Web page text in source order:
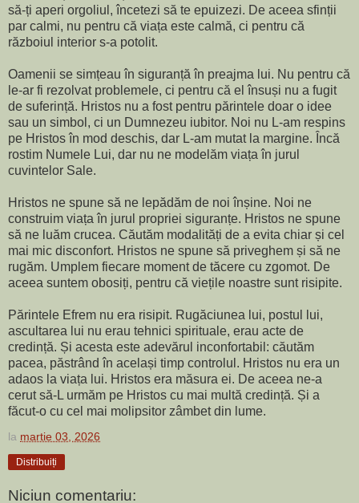
să-ți aperi orgoliul, încetezi să te epuizezi. De aceea sfinții
par calmi, nu pentru că viața este calmă, ci pentru că
războiul interior s-a potolit.
Oamenii se simțeau în siguranță în preajma lui. Nu pentru că
le-ar fi rezolvat problemele, ci pentru că el însuși nu a fugit
de suferință. Hristos nu a fost pentru părintele doar o idee
sau un simbol, ci un Dumnezeu iubitor. Noi nu L-am respins
pe Hristos în mod deschis, dar L-am mutat la margine. Încă
rostim Numele Lui, dar nu ne modelăm viața în jurul
cuvintelor Sale.
Hristos ne spune să ne lepădăm de noi înșine. Noi ne
construim viața în jurul propriei siguranțe. Hristos ne spune
să ne luăm crucea. Căutăm modalități de a evita chiar și cel
mai mic disconfort. Hristos ne spune să priveghem și să ne
rugăm. Umplem fiecare moment de tăcere cu zgomot. De
aceea suntem obosiți, pentru că viețile noastre sunt risipite.
Părintele Efrem nu era risipit. Rugăciunea lui, postul lui,
ascultarea lui nu erau tehnici spirituale, erau acte de
credință. Și acesta este adevărul inconfortabil: căutăm
pacea, păstrând în același timp controlul. Hristos nu era un
adaos la viața lui. Hristos era măsura ei. De aceea ne-a
cerut să-L urmăm pe Hristos cu mai multă credință. Și a
făcut-o cu cel mai molipsitor zâmbet din lume.
la martie 03, 2026
Distribuiți
Niciun comentariu: